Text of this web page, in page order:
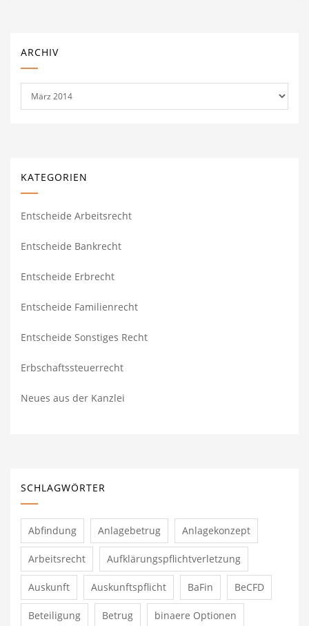
ARCHIV
KATEGORIEN
Entscheide Arbeitsrecht
Entscheide Bankrecht
Entscheide Erbrecht
Entscheide Familienrecht
Entscheide Sonstiges Recht
Erbschaftssteuerrecht
Neues aus der Kanzlei
SCHLAGWÖRTER
Abfindung Anlagebetrug Anlagekonzept
Arbeitsrecht Aufklärungspflichtverletzung
Auskunft Auskunftspflicht BaFin BeCFD
Beteiligung Betrug binaere Optionen